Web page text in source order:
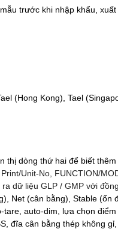
trước khi nhập khẩu,
(Hong Kong), Tael
thị dòng thứ hai để biết
Unit-No, FUNCTION/
dữ liệu GLP / GMP với
Net (cân bằng), Stable
auto-dim, lựa chọn
đĩa cân bằng thép không